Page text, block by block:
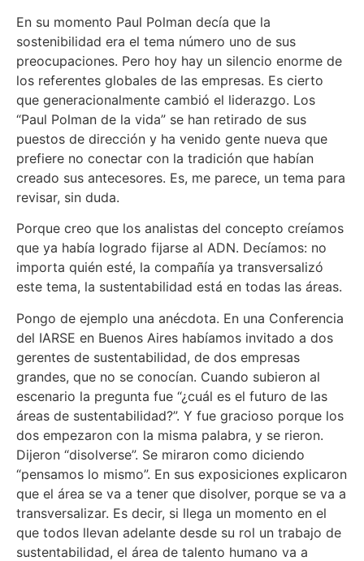
En su momento Paul Polman decía que la
sostenibilidad era el tema número uno de sus
preocupaciones. Pero hoy hay un silencio enorme de
los referentes globales de las empresas. Es cierto
que generacionalmente cambió el liderazgo. Los
“Paul Polman de la vida” se han retirado de sus
puestos de dirección y ha venido gente nueva que
prefiere no conectar con la tradición que habían
creado sus antecesores. Es, me parece, un tema para
revisar, sin duda.
Porque creo que los analistas del concepto creíamos
que ya había logrado fijarse al ADN. Decíamos: no
importa quién esté, la compañía ya transversalizó
este tema, la sustentabilidad está en todas las áreas.
Pongo de ejemplo una anécdota. En una Conferencia
del IARSE en Buenos Aires habíamos invitado a dos
gerentes de sustentabilidad, de dos empresas
grandes, que no se conocían. Cuando subieron al
escenario la pregunta fue “¿cuál es el futuro de las
áreas de sustentabilidad?”. Y fue gracioso porque los
dos empezaron con la misma palabra, y se rieron.
Dijeron “disolverse”. Se miraron como diciendo
“pensamos lo mismo”. En sus exposiciones explicaron
que el área se va a tener que disolver, porque se va a
transversalizar. Es decir, si llega un momento en el
que todos llevan adelante desde su rol un trabajo de
sustentabilidad, el área de talento humano va a